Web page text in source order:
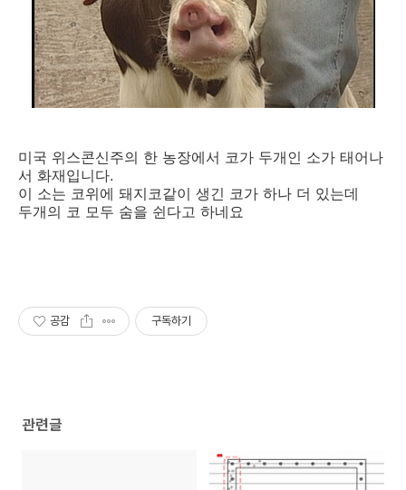
미국 위스콘신주의 한 농장에서 코가 두개인 소가 태어나
서 화재입니다.
이 소는 코위에 돼지코같이 생긴 코가 하나 더 있는데
두개의 코 모두 숨을 쉰다고 하네요
공감 구독하기
관련글